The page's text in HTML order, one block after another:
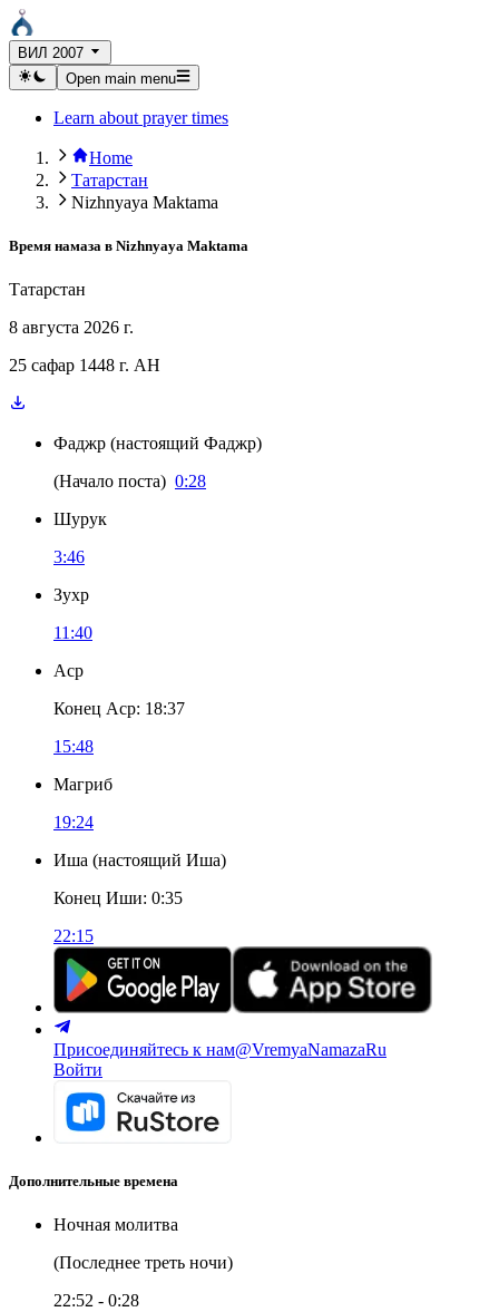
ВИЛ 2007
Open main menu
Learn about prayer times
Home
Татарстан
Nizhnyaya Maktama
Время намаза в Nizhnyaya Maktama
Татарстан
8 августа 2026 г.
25 сафар 1448 г. AH
Фаджр (настоящий Фаджр)
(Начало поста) 0:28
Шурук
3:46
Зухр
11:40
Аср
Конец Аср: 18:37
15:48
Магриб
19:24
Иша (настоящий Иша)
Конец Иши: 0:35
22:15
Присоединяйтесь к нам@VremyaNamazaRu
Войти
Дополнительные времена
Ночная молитва
(Последнее треть ночи)
22:52 - 0:28